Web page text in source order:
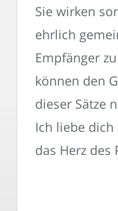
Sie wirken
ehrlich
Empfänger
können den
dieser Sätze
Ich liebe dich
das Herz des